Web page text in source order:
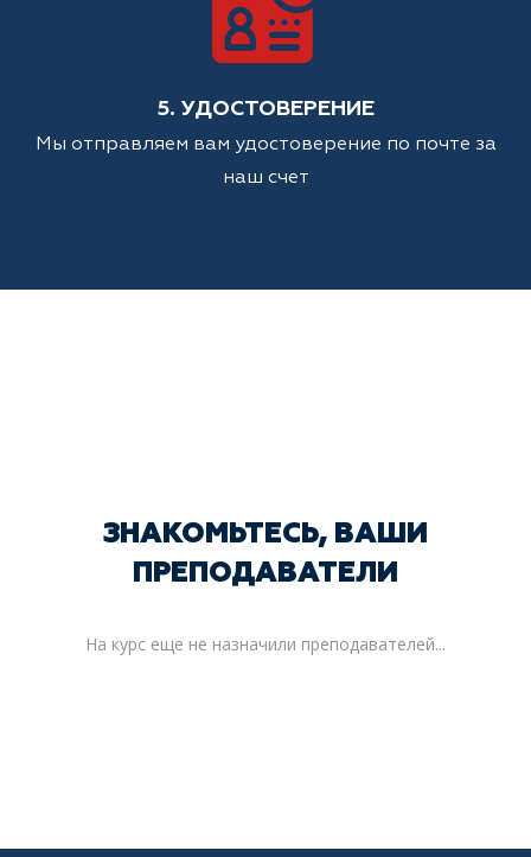
5. УДОСТОВЕРЕНИЕ
Мы отправляем вам удостоверение по почте за
наш счет
ЗНАКОМЬТЕСЬ, ВАШИ
ПРЕПОДАВАТЕЛИ
На курс еще не назначили преподавателей...